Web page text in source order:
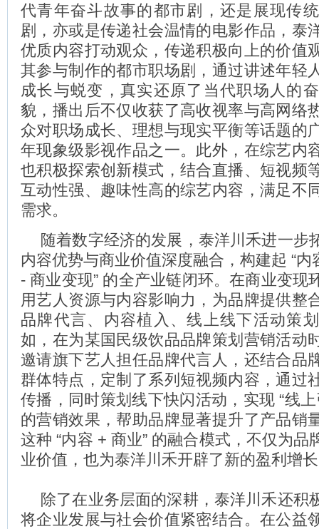
代青年奋斗故事的都市剧，还是展现传
剧，亦或是传递社会温情的电影作品，泰
优质内容打动观众，传递积极向上的价值
其参与制作的都市职场剧，通过讲述年轻
成长与蜕变，真实还原了当代职场人的
貌，播出后不仅收获了高收视率与高网络
众对职场成长、理想与现实平衡等话题的
年现象级影视作品之一。此外，在综艺内
也积极探索创新模式，结合直播、短视频
互动性强、趣味性高的综艺内容，满足不
需求。
随着数字经济的发展，泰洋川禾进一步
内容优势与商业价值深度融合，构建起 “
- 商业变现” 的全产业链闭环。在商业变现
用艺人资源与内容影响力，为品牌提供整
品牌代言、内容植入、线上线下活动策
如，在为某国民级饮品品牌策划营销活动
邀请旗下艺人担任品牌代言人，还结合品
群体特点，定制了系列短视频内容，通过
传播，同时策划线下快闪活动，实现 “线
的营销效果，帮助品牌显著提升了产品销
这种 “内容 + 商业” 的融合模式，不仅为品
业价值，也为泰洋川禾开辟了新的盈利增
除了在业务层面的深耕，泰洋川禾还积
将企业发展与社会价值紧密结合。在公益